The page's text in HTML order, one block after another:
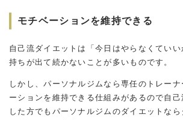
モチベーションを維持できる
自己流ダイエットは「今日はやらなくてい
持ちが出て続かないことが多いものです。
しかし、パーソナルジムなら専任のトレー
ーションを維持できる仕組みがあるので自
した方でもパーソナルジムのダイエットな